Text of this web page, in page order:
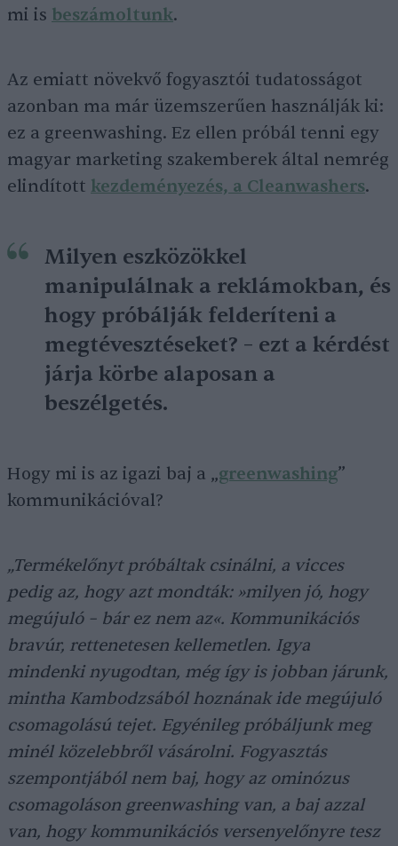
mi is beszámoltunk.
Az emiatt növekvő fogyasztói tudatosságot
azonban ma már üzemszerűen használják ki:
ez a greenwashing. Ez ellen próbál tenni egy
magyar marketing szakemberek által nemrég
elindított kezdeményezés, a Cleanwashers.
Milyen eszközökkel
manipulálnak a reklámokban, és
hogy próbálják felderíteni a
megtévesztéseket? – ezt a kérdést
járja körbe alaposan a
beszélgetés.
Hogy mi is az igazi baj a „greenwashing”
kommunikációval?
„Termékelőnyt próbáltak csinálni, a vicces
pedig az, hogy azt mondták: »milyen jó, hogy
megújuló – bár ez nem az«. Kommunikációs
bravúr, rettenetesen kellemetlen. Igya
mindenki nyugodtan, még így is jobban járunk,
mintha Kambodzsából hoznának ide megújuló
csomagolású tejet. Egyénileg próbáljunk meg
minél közelebbről vásárolni. Fogyasztás
szempontjából nem baj, hogy az ominózus
csomagoláson greenwashing van, a baj azzal
van, hogy kommunikációs versenyelőnyre tesz